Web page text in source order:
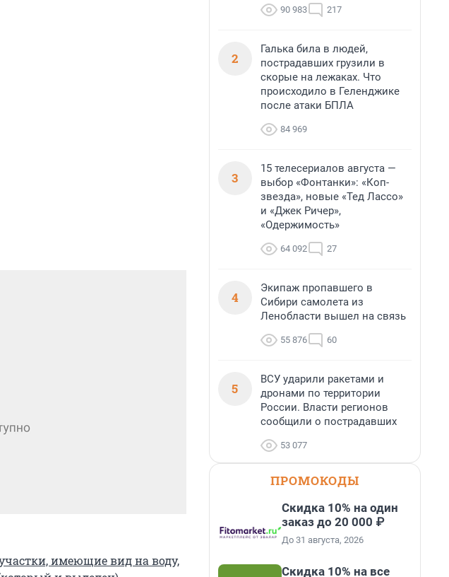
имеющие вид на воду,
90 983 217
2
Галька била в людей,
пострадавших грузили в
скорые на лежаках. Что
происходило в Геленджике
после атаки БПЛА
84 969
3
15 телесериалов августа —
выбор «Фонтанки»: «Коп-
звезда», новые «Тед Лассо»
и «Джек Ричер»,
«Одержимость»
64 092 27
4
Экипаж пропавшего в
Сибири самолета из
Ленобласти вышел на связь
55 876 60
5
ВСУ ударили ракетами и
дронами по территории
России. Власти регионов
сообщили о пострадавших
53 077
ПРОМОКОДЫ
Скидка 10% на один
заказ до 20 000 ₽
До 31 августа, 2026
Скидка 10% на все